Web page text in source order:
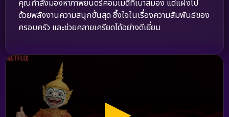
คุณกำลังมองหาภาพยนตร์คอมเมดี้ที่เบาสมอง แต่แฝงไป
ด้วยพลังงานความสนุกขั้นสุด ซึ้งใจในเรื่องความสัมพันธ์ของ
ครอบครัว และช่วยคลายเครียดได้อย่างดีเยี่ยม